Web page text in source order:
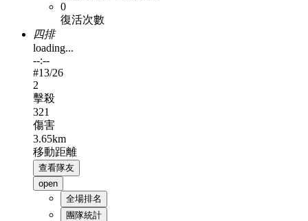
0
復活次數
四排
loading...
--:--
#13/26
2
擊殺
321
傷害
3.65km
移動距離
查看隊友
open
全場排名
團隊統計